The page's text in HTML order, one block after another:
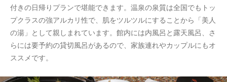
付きの日帰りプランで堪能できます。温泉の泉質は全国でもトッ
プクラスの強アルカリ性で、肌をツルツルにすることから「美人
の湯」として親しまれています。館内には内風呂と露天風呂、さ
らには要予約の貸切風呂があるので、家族連れやカップルにもオ
ススメです。